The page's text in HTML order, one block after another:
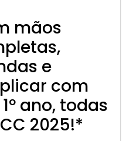
mãos
e
com
ano, todas
2025!*